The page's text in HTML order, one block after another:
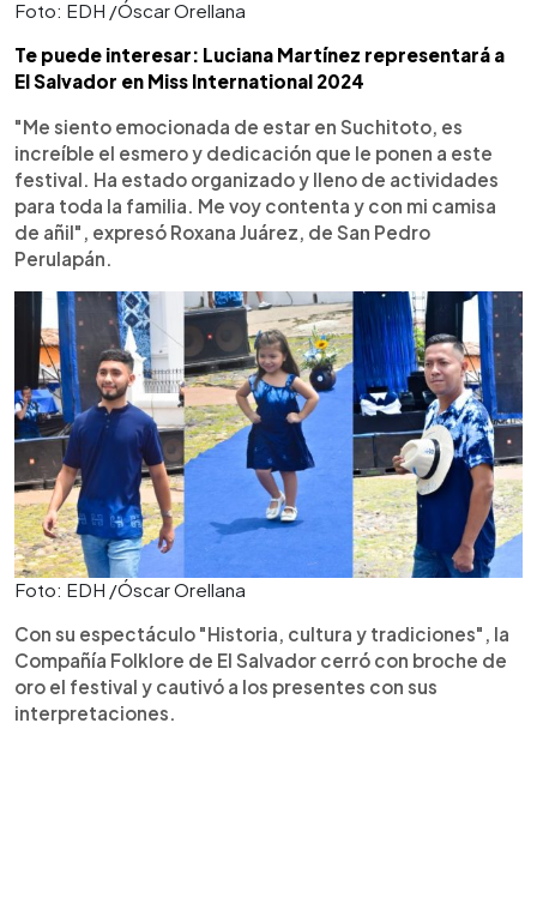
Foto: EDH /Óscar Orellana
Te puede interesar: Luciana Martínez representará a
El Salvador en Miss International 2024
"Me siento emocionada de estar en Suchitoto, es
increíble el esmero y dedicación que le ponen a este
festival. Ha estado organizado y lleno de actividades
para toda la familia. Me voy contenta y con mi camisa
de añil", expresó Roxana Juárez, de San Pedro
Perulapán.
Foto: EDH /Óscar Orellana
Con su espectáculo "Historia, cultura y tradiciones", la
Compañía Folklore de El Salvador cerró con broche de
oro el festival y cautivó a los presentes con sus
interpretaciones.